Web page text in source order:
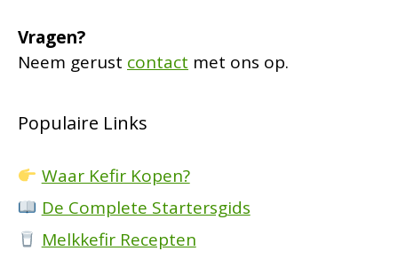
Vragen?
Neem gerust contact met ons op.
Populaire Links
Waar Kefir Kopen?
De Complete Startersgids
Melkkefir Recepten